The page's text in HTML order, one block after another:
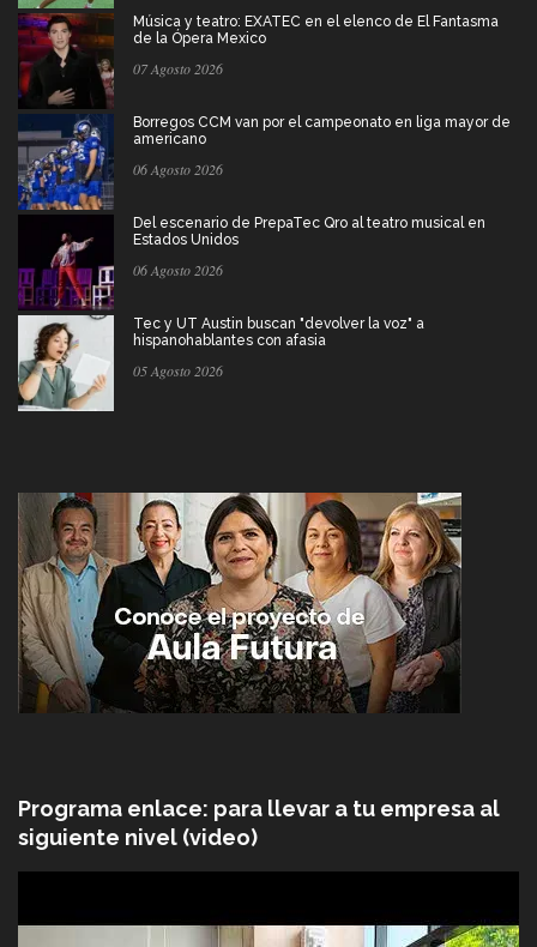
Música y teatro: EXATEC en el elenco de El Fantasma
de la Ópera Mexico
07 Agosto 2026
Borregos CCM van por el campeonato en liga mayor de
americano
06 Agosto 2026
Del escenario de PrepaTec Qro al teatro musical en
Estados Unidos
06 Agosto 2026
Tec y UT Austin buscan "devolver la voz" a
hispanohablantes con afasia
05 Agosto 2026
Programa enlace: para llevar a tu empresa al
siguiente nivel (video)